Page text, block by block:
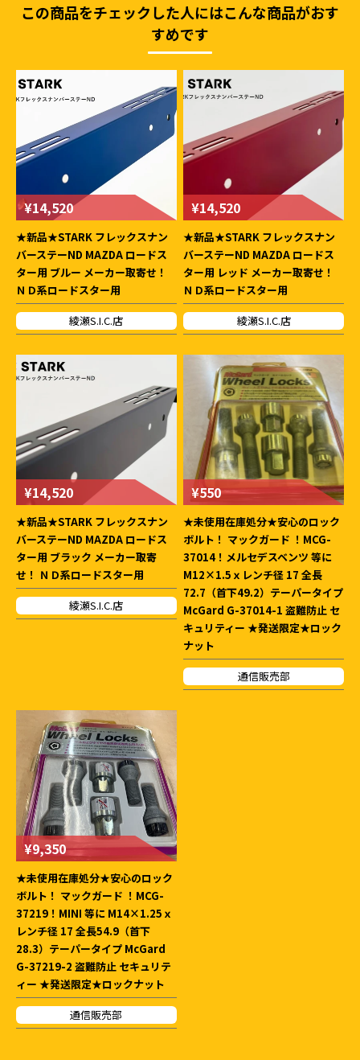
この商品をチェックした人にはこんな商品がおす
すめです
¥14,520
★新品★STARK フレックスナン
バーステーND MAZDA ロードス
ター用 ブルー メーカー取寄せ！
ＮＤ系ロードスター用
綾瀬S.I.C.店
¥14,520
★新品★STARK フレックスナン
バーステーND MAZDA ロードス
ター用 レッド メーカー取寄せ！
ＮＤ系ロードスター用
綾瀬S.I.C.店
¥14,520
★新品★STARK フレックスナン
バーステーND MAZDA ロードス
ター用 ブラック メーカー取寄
せ！ ＮＤ系ロードスター用
綾瀬S.I.C.店
¥550
★未使用在庫処分★安心のロック
ボルト！ マックガード ！MCG-
37014！メルセデスベンツ 等に
M12×1.5ｘレンチ径 17 全長
72.7（首下49.2）テーパータイプ
McGard G-37014-1 盗難防止 セ
キュリティー ★発送限定★ロック
ナット
通信販売部
¥9,350
★未使用在庫処分★安心のロック
ボルト！ マックガード ！MCG-
37219！MINI 等に M14×1.25ｘ
レンチ径 17 全長54.9（首下
28.3）テーパータイプ McGard
G-37219-2 盗難防止 セキュリテ
ィー ★発送限定★ロックナット
通信販売部